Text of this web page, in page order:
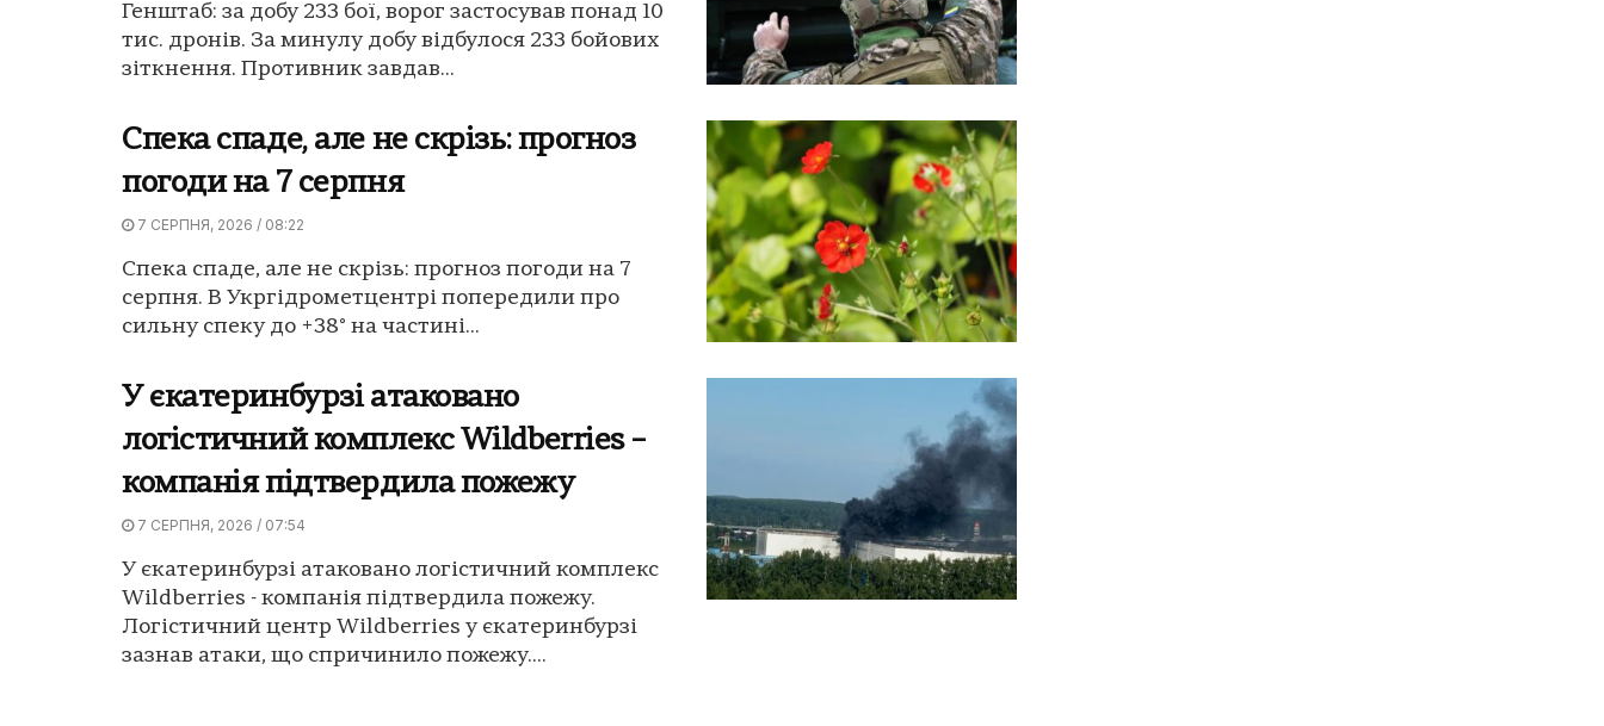
Генштаб: за добу 233 бої, ворог застосував понад 10
тис. дронів. За минулу добу відбулося 233 бойових
зіткнення. Противник завдав...
Спека спаде, але не скрізь: прогноз
погоди на 7 серпня
7 СЕРПНЯ, 2026 / 08:22
Спека спаде, але не скрізь: прогноз погоди на 7
серпня. В Укргідрометцентрі попередили про
сильну спеку до +38° на частині...
У єкатеринбурзі атаковано
логістичний комплекс Wildberries –
компанія підтвердила пожежу
7 СЕРПНЯ, 2026 / 07:54
У єкатеринбурзі атаковано логістичний комплекс
Wildberries - компанія підтвердила пожежу.
Логістичний центр Wildberries у єкатеринбурзі
зазнав атаки, що спричинило пожежу....